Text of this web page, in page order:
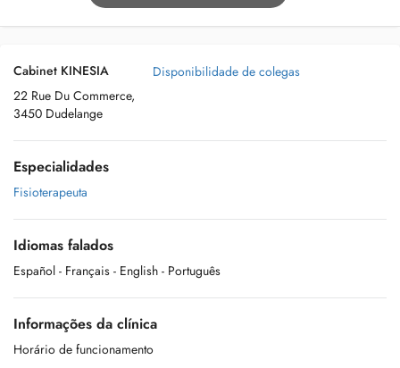
Cabinet KINESIA
22 Rue Du Commerce,
3450 Dudelange
Disponibilidade de colegas
Especialidades
Fisioterapeuta
Idiomas falados
Español - Français - English - Português
Informações da clínica
Horário de funcionamento